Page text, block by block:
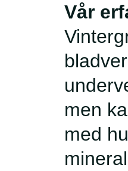
Vår
men
med